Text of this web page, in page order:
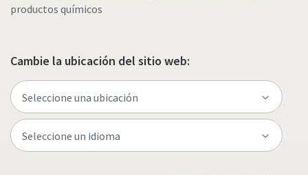
productos químicos
Cambie la ubicación del sitio web: